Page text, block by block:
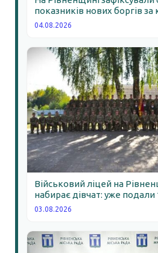
показників нових боргів за
04.08.2026
Військовий ліцей на
набирає дівчат: уже подали
03.08.2026